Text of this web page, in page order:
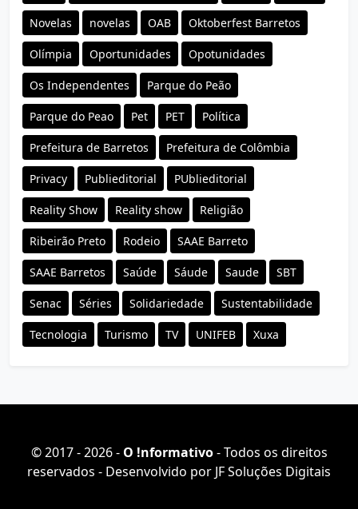
Novelas novelas OAB Oktoberfest Barretos
Olímpia Oportunidades Opotunidades
Os Independentes Parque do Peão
Parque do Peao Pet PET Política
Prefeitura de Barretos Prefeitura de Colômbia
Privacy Publieditorial PUblieditorial
Reality Show Reality show Religião
Ribeirão Preto Rodeio SAAE Barreto
SAAE Barretos Saúde Sáude Saude SBT
Senac Séries Solidariedade Sustentabilidade
Tecnologia Turismo TV UNIFEB Xuxa
© 2017 - 2026 - O ǃnformativo- Todos os direitos
reservados - Desenvolvido por JF Soluções Digitais